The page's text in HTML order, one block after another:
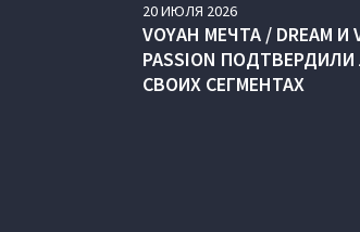
20ИЮЛЯ 2026
VOYAH МЕЧТА / DREAM
PASSION
СВОИХ СЕГМЕНТАХ